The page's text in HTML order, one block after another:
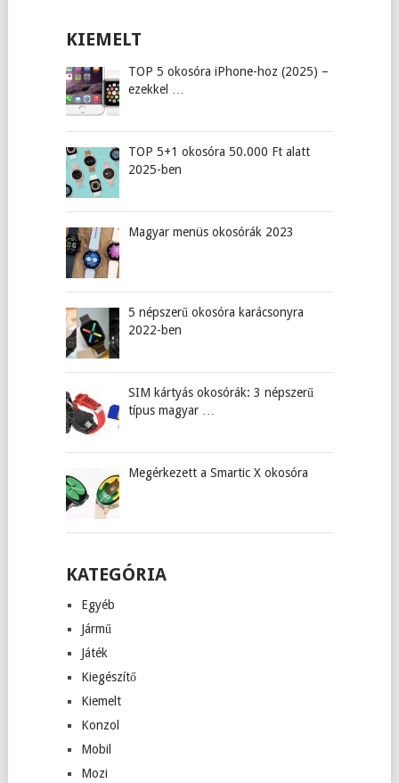
KIEMELT
TOP 5 okosóra iPhone-hoz (2025) –
ezekkel …
TOP 5+1 okosóra 50.000 Ft alatt
2025-ben
Magyar menüs okosórák 2023
5 népszerű okosóra karácsonyra
2022-ben
SIM kártyás okosórák: 3 népszerű
típus magyar …
Megérkezett a Smartic X okosóra
KATEGÓRIA
Egyéb
Jármű
Játék
Kiegészítő
Kiemelt
Konzol
Mobil
Mozi